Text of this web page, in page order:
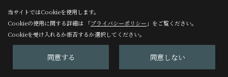
当サイトではCookieを使用します。
Cookieの使用に関する詳細は 「プライバシーポリシー 」をご覧ください。
Cookieを受け入れるか拒否するか選択してください。
同意する 同意しない